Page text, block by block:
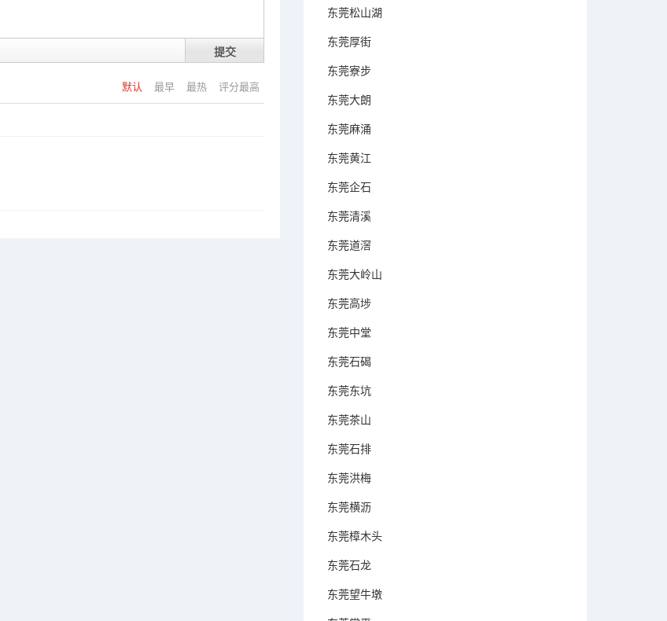
提交
默认 最早 最热 评分最高
东莞松山湖
东莞厚街
东莞寮步
东莞大朗
东莞麻涌
东莞黄江
东莞企石
东莞清溪
东莞道滘
东莞大岭山
东莞高埗
东莞中堂
东莞石碣
东莞东坑
东莞茶山
东莞石排
东莞洪梅
东莞横沥
东莞樟木头
东莞石龙
东莞望牛墩